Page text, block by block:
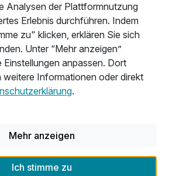
Bar können Sie bei einem Cocktail
über die Stadt und den
bei Sonnenuntergang ein
Sauna- und Fitnessdeck mit
den Stadthafen. Hier können Sie
Ihnen bequem in der
direkt unter dem Hotel zur
Analysen der Plattformnutzung
Erlebnis durchführen. Indem
zu" klicken, erklären Sie sich
Unter “Mehr anzeigen”
Einstellungen anpassen. Dort
weitere Informationen oder direkt
.
Mehr anzeigen
Ich stimme zu